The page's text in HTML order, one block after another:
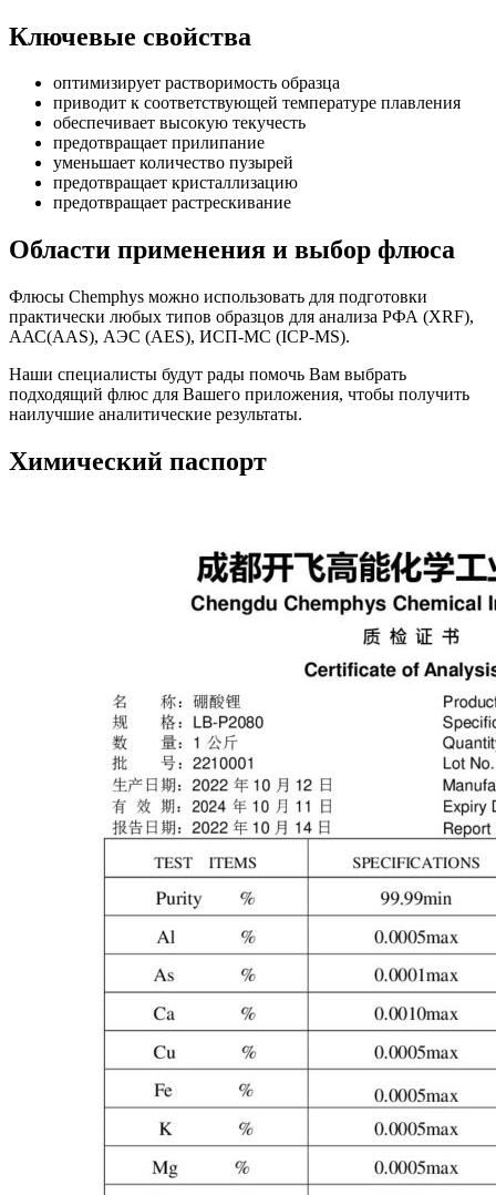
Ключевые свойства
оптимизирует растворимость образца
приводит к соответствующей температуре плавления
обеспечивает высокую текучесть
предотвращает прилипание
уменьшает количество пузырей
предотвращает кристаллизацию
предотвращает растрескивание
Области применения и выбор флюса
Флюсы Chemphys можно использовать для подготовки
практически любых типов образцов для анализа РФА (XRF),
ААС(AAS), АЭС (AES), ИСП-МС (ICP-MS).
Наши специалисты будут рады помочь Вам выбрать
подходящий флюс для Вашего приложения, чтобы получить
наилучшие аналитические результаты.
Химический паспорт